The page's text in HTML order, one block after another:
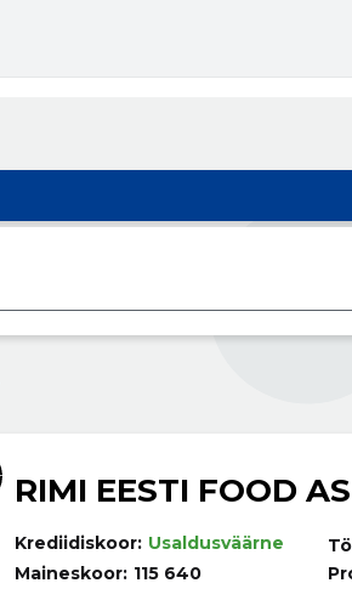
RIMI EESTI FOOD AS
Krediidiskoor: Usaldusväärne
Maineskoor: 115 640